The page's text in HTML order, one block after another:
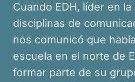
Cuando EDH, líder en
disciplinas de
nos comunicó que
escuela en el norte de
formar parte de su